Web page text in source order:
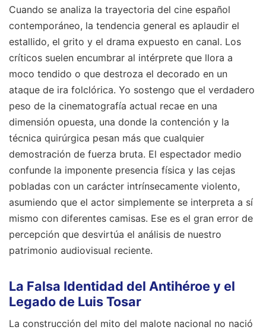
Cuando se analiza la trayectoria del cine español
contemporáneo, la tendencia general es aplaudir el
estallido, el grito y el drama expuesto en canal. Los
críticos suelen encumbrar al intérprete que llora a
moco tendido o que destroza el decorado en un
ataque de ira folclórica. Yo sostengo que el verdadero
peso de la cinematografía actual recae en una
dimensión opuesta, una donde la contención y la
técnica quirúrgica pesan más que cualquier
demostración de fuerza bruta. El espectador medio
confunde la imponente presencia física y las cejas
pobladas con un carácter intrínsecamente violento,
asumiendo que el actor simplemente se interpreta a sí
mismo con diferentes camisas. Ese es el gran error de
percepción que desvirtúa el análisis de nuestro
patrimonio audiovisual reciente.
La Falsa Identidad del Antihéroe y el
Legado de Luis Tosar
La construcción del mito del malote nacional no nació